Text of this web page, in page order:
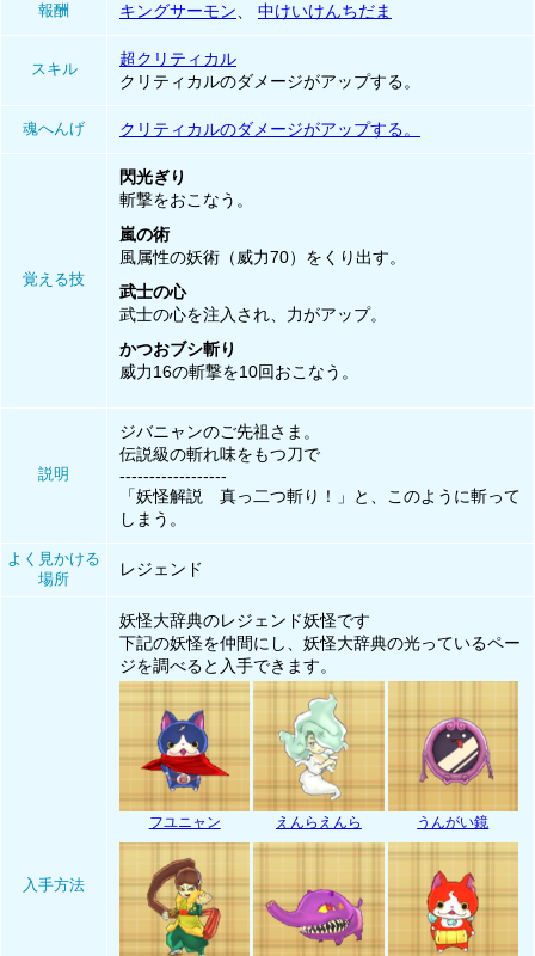
報酬 キングサーモン 中けいけんちだま
スキル
超クリティカル
クリティカルのダメージがアップする。
魂へんげ クリティカルのダメージがアップする。
覚える技
閃光ぎり
斬撃をおこなう。
嵐の術
風属性の妖術（威力70）をくり出す。
武士の心
武士の心を注入され、力がアップ。
かつおブシ斬り
威力16の斬撃を10回おこなう。
説明
ジバニャンのご先祖さま。
伝説級の斬れ味をもつ刀で
------------------
「妖怪解説 真っ二つ斬り！」と、このように斬って
しまう。
よく見かける
場所
レジェンド
入手方法
妖怪大辞典のレジェンド妖怪です
下記の妖怪を仲間にし、妖怪大辞典の光っているペー
ジを調べると入手できます。
フユニャン えんらえんら うんがい鏡